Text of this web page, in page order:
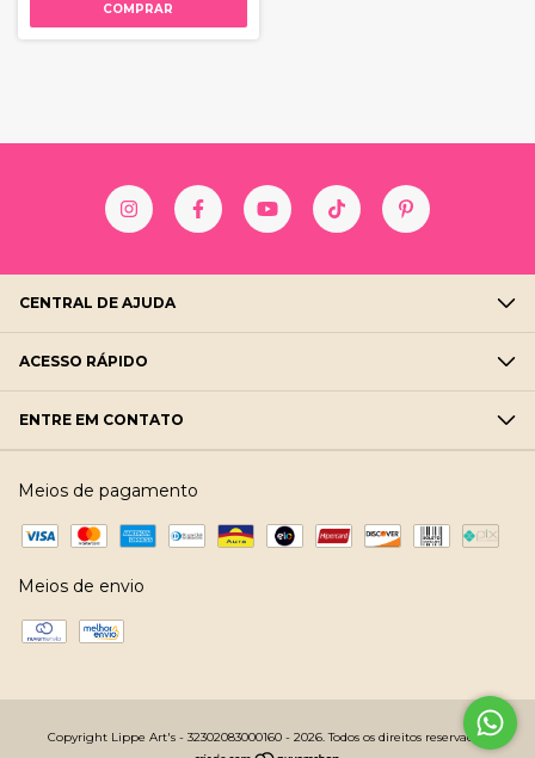
COMPRAR
CENTRAL DE AJUDA
ACESSO RÁPIDO
ENTRE EM CONTATO
Meios de pagamento
Meios de envio
Copyright Lippe Art's - 32302083000160 - 2026. Todos os direitos reservados.